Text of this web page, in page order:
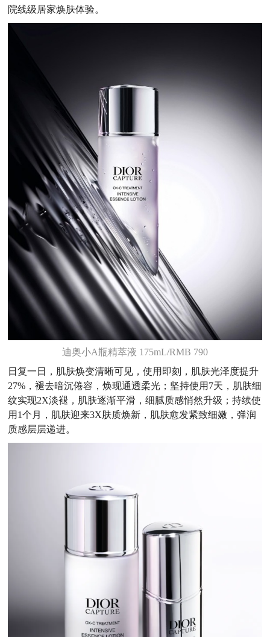
院线级居家焕肤体验。
迪奥小A瓶精萃液 175mL/RMB 790
日复一日，肌肤焕变清晰可见，使用即刻，肌肤光泽度提升
27%，褪去暗沉倦容，焕现通透柔光；坚持使用7天，肌肤细
纹实现2X淡褪，肌肤逐渐平滑，细腻质感悄然升级；持续使
用1个月，肌肤迎来3X肤质焕新，肌肤愈发紧致细嫩，弹润
质感层层递进。